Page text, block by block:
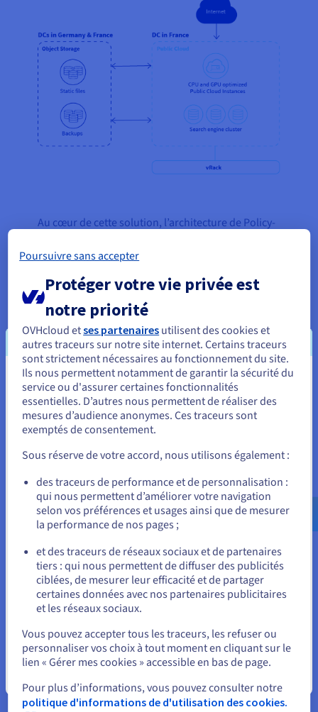
Au cœur de cette solution, l’architecture de Policy-
recherche permettant aux utilisateurs de trouver
rapidement les informations dont ils ont besoin.
Fonctionnant sur des instances public cloud, ce
cluster bénéficie d’une infrastructure flexible qui
fournit des ressources supplémentaires à la
demande, lorsqu’elles sont nécessaires pour
répondre à la demande accrue des utilisateurs en
temps réel.
« La disponibilité de puissants
CPU et des dernières
Tesla V100, sur des instances
flexibles est cruciale pour que
notre plateforme gère
travail d’IA lors de la formation et
de l’exécution d’algorithmes
avancés. Grâce à un public cloud
flexible mais sécurisé, nous
pouvons tirer parti de la
puissance de l’IA à un excellent
rapport prix-performance ».
Agata Chudzinska, Co-fondatrice
et responsable IA, Policy-
Vous semblez être localisé en États-
Unis.
Pour commander, rendez-vous sur le site de votre pays (États-
Allez sur le site États-Unis
us.ovhcloud.com/
Anglais USD - $
ou
Rester sur le site actuel
Sélectionner un autre site web
Poursuivre sans accepter
Protéger votre vie privée est
notre priorité
OVHcloud etses partenaires utilisent des cookies et
autres traceurs sur notre site internet. Certains traceurs
sont strictement nécessaires au fonctionnement du site.
Ils nous permettent notamment de garantir la sécurité du
service ou d'assurer certaines fonctionnalités
essentielles. D’autres nous permettent de réaliser des
mesures d’audience anonymes. Ces traceurs sont
exemptés de consentement.
Sous réserve de votre accord, nous utilisons également :
des traceurs de performance et de personnalisation :
qui nous permettent d’améliorer votre navigation
selon vos préférences et usages ainsi que de mesurer
la performance de nos pages ;
et des traceurs de réseaux sociaux et de partenaires
tiers : qui nous permettent de diffuser des publicités
ciblées, de mesurer leur efficacité et de partager
certaines données avec nos partenaires publicitaires
et les réseaux sociaux.
Vous pouvez accepter tous les traceurs, les refuser ou
personnaliser vos choix à tout moment en cliquant sur le
lien « Gérer mes cookies » accessible en bas de page.
Pour plus d’informations, vous pouvez consulter notre
politique d'informations de d'utilisation des cookies.